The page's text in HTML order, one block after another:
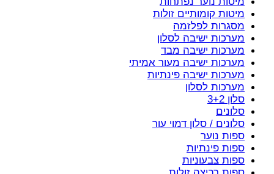
מיטות קומותיים זולות
מסגרות לפלזמה
מערכות ישיבה לסלון
מערכות ישיבה מבד
מערכות ישיבה מעור אמיתי
מערכות ישיבה פינתיות
מערכות לסלון
סלון 3+2
סלונים
סלונים / סלון דמוי עור
ספות נוער
ספות פינתיות
ספות צבעוניות